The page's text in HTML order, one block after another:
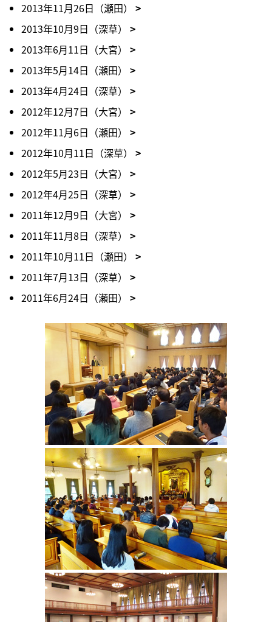
2013年11月26日（瀬田）
2013年10月9日（深草）
2013年6月11日（大宮）
2013年5月14日（瀬田）
2013年4月24日（深草）
2012年12月7日（大宮）
2012年11月6日（瀬田）
2012年10月11日（深草）
2012年5月23日（大宮）
2012年4月25日（深草）
2011年12月9日（大宮）
2011年11月8日（深草）
2011年10月11日（瀬田）
2011年7月13日（深草）
2011年6月24日（瀬田）